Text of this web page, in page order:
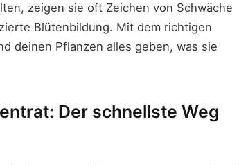
zeigen sie oft Zeichen von Schwäche
Blütenbildung. Mit dem richtigen
deinen Pflanzen alles geben, was sie
Der schnellste Weg